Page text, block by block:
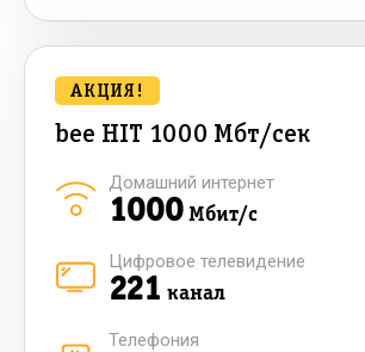
bee HIT 1000 Мбт/сек
АКЦИЯ!
1000Мбит/с
Домашний интернет
221 канал
Цифровое телевидение
Телефония